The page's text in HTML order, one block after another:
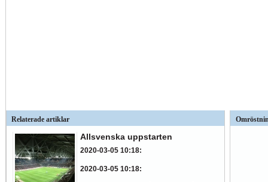
Relaterade artiklar
Allsvenska uppstarten
2020-03-05 10:18:
2020-03-05 10:18: